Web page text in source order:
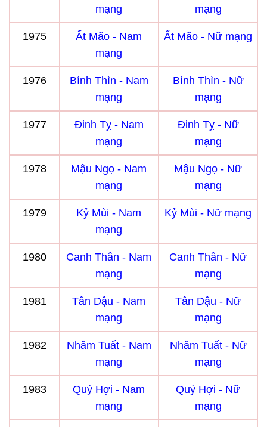
mạng
mạng
1975
Ất Mão - Nam
mạng
Ất Mão - Nữ mạng
1976
Bính Thìn - Nam
mạng
Bính Thìn - Nữ
mạng
1977
Đinh Tỵ - Nam
mạng
Đinh Tỵ - Nữ
mạng
1978
Mậu Ngọ - Nam
mạng
Mậu Ngọ - Nữ
mạng
1979
Kỷ Mùi - Nam
mạng
Kỷ Mùi - Nữ mạng
1980
Canh Thân - Nam
mạng
Canh Thân - Nữ
mạng
1981
Tân Dậu - Nam
mạng
Tân Dậu - Nữ
mạng
1982
Nhâm Tuất - Nam
mạng
Nhâm Tuất - Nữ
mạng
1983
Quý Hợi - Nam
mạng
Quý Hợi - Nữ
mạng